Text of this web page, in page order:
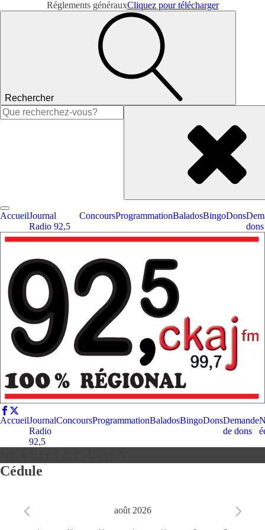
Réglements générauxCliquez pour télécharger
Rechercher
Rechercher :
AccueilJournal
Radio 92,5
ConcoursProgrammationBaladosBingoDons
dons
AccueilJournal
Radio
92,5
ConcoursProgrammationBaladosBingoDonsDemande
de dons
Cédule
août 2026